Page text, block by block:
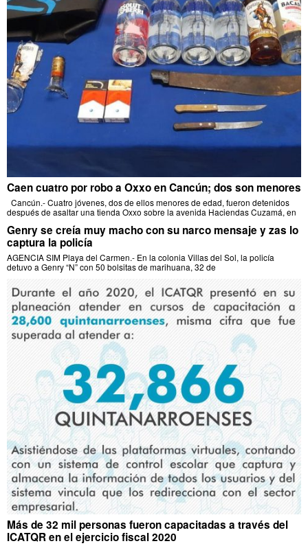
Caen cuatro por robo a Oxxo en Cancún; dos son menores
Cancún.- Cuatro jóvenes, dos de ellos menores de edad, fueron detenidos
después de asaltar una tienda Oxxo sobre la avenida Haciendas Cuzamá, en
Genry se creía muy macho con su narco mensaje y zas lo
captura la policía
AGENCIA SIM Playa del Carmen.- En la colonia Villas del Sol, la policía
detuvo a Genry “N” con 50 bolsitas de marihuana, 32 de
Más de 32 mil personas fueron capacitadas a través del
ICATQR en el ejercicio fiscal 2020